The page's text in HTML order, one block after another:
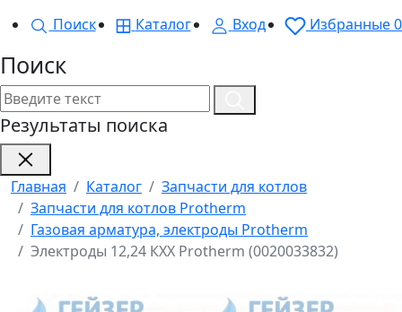
Поиск
Каталог Вход Избранные0
Поиск
Результаты поиска
Главная Каталог
Запчасти для котлов
Запчасти для котлов Protherm
Газовая арматура, электроды Protherm
Электроды 12,24 КХХ Protherm (0020033832)